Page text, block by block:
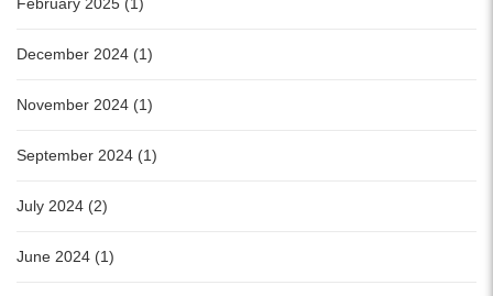
December 2024 (1)
November 2024 (1)
September 2024 (1)
July 2024 (2)
June 2024 (1)